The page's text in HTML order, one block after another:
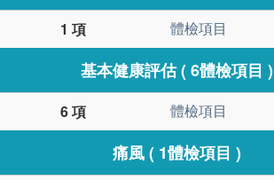
體檢項目
基本健康評估 ( 6體檢項目 )
體檢項目
痛風 ( 1體檢項目 )
1 項
6 項